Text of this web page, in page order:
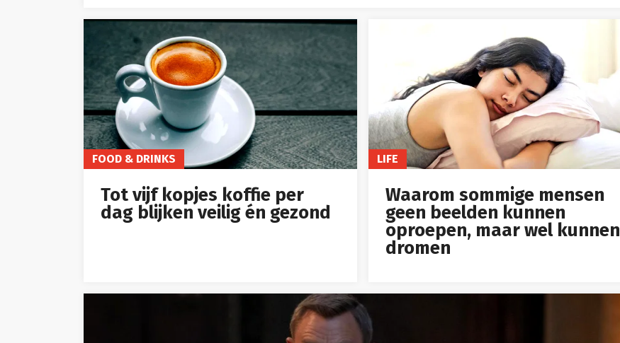
FOOD & DRINKS
Tot vijf kopjes koffie per
dag blijken veilig én gezond
LIFE
Waarom sommige mensen
geen beelden kunnen
oproepen, maar wel kunnen
dromen